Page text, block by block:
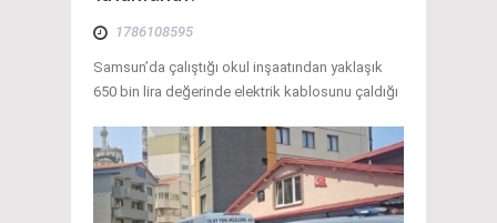
1786108595
Samsun’da çalıştığı okul inşaatından yaklaşık
650 bin lira değerinde elektrik kablosunu çaldığı